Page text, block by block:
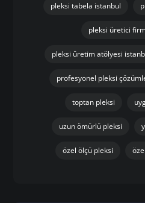
pleksi tabela istanbul
pleksi üretici
pleksi üretim atölyesi
profesyonel pleksi
toptan pleksi
uzun ömürlü pleksi
özel ölçü pleksi